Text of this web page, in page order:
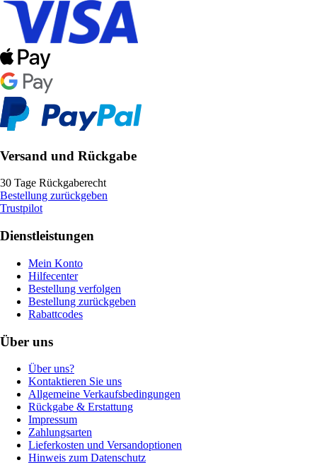
Versand und Rückgabe
30 Tage Rückgaberecht
Bestellung zurückgeben
Trustpilot
Dienstleistungen
Mein Konto
Hilfecenter
Bestellung verfolgen
Bestellung zurückgeben
Rabattcodes
Über uns
Über uns?
Kontaktieren Sie uns
Allgemeine Verkaufsbedingungen
Rückgabe & Erstattung
Impressum
Zahlungsarten
Lieferkosten und Versandoptionen
Hinweis zum Datenschutz